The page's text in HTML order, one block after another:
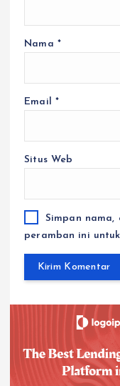
Nama *
Email *
Situs Web
Simpan nama,
peramban ini